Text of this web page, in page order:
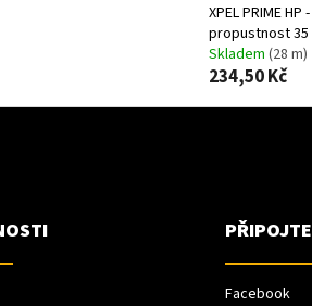
XPEL PRIME
propustnost 35
Skladem (28 m)
234,50 Kč
Facebook